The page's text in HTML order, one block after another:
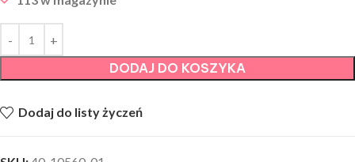
DODAJ DO KOSZYKA
Dodaj do listy życzeń